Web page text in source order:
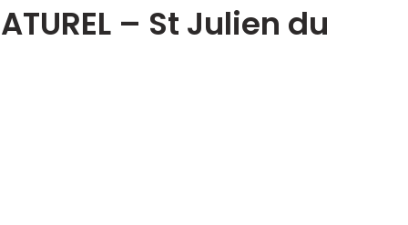
– St Julien du